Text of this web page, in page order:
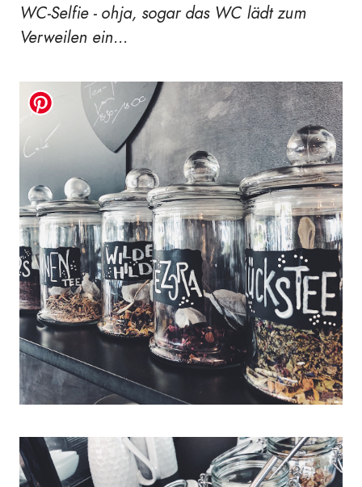
WC-Selfie - ohja, sogar das WC lädt zum
Verweilen ein...